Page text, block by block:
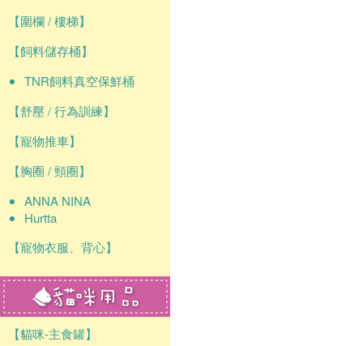
【圍欄 / 樓梯】
【飼料儲存桶】
TNR飼料真空保鮮桶
【舒壓 / 行為訓練】
【寵物推車】
【胸圈 / 頸圈】
ANNA NINA
Hurtta
【寵物衣服、背心】
【貓咪-主食罐】